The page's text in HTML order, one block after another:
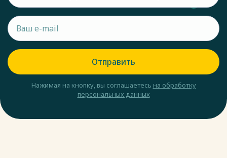
Отправить
Нажимая на кнопку, вы соглашаетесь на обработку
персональных данных